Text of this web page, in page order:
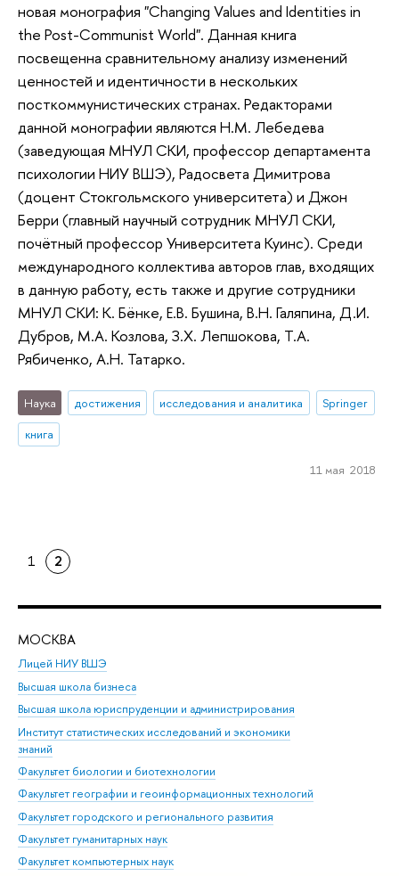
новая монография "Changing Values and Identities in
the Post-Communist World". Данная книга
посвещенна сравнительному анализу изменений
ценностей и идентичности в нескольких
посткоммунистических странах. Редакторами
данной монографии являются Н.М. Лебедева
(заведующая МНУЛ СКИ, профессор департамента
психологии НИУ ВШЭ), Радосвета Димитрова
(доцент Стокгольмского университета) и Джон
Берри (главный научный сотрудник МНУЛ СКИ,
почётный профессор Университета Куинс). Среди
международного коллектива авторов глав, входящих
в данную работу, есть также и другие сотрудники
МНУЛ СКИ: К. Бёнке, Е.В. Бушина, В.Н. Галяпина, Д.И.
Дубров, М.А. Козлова, З.Х. Лепшокова, Т.А.
Рябиченко, А.Н. Татарко.
Наука достижения исследования и аналитика
Springer
книга
11 мая 2018
1 2
МОСКВА
Лицей НИУ ВШЭ
Высшая школа бизнеса
Высшая школа юриспруденции и администрирования
Институт статистических исследований и экономики
знаний
Факультет биологии и биотехнологии
Факультет географии и геоинформационных технологий
Факультет городского и регионального развития
Факультет гуманитарных наук
Факультет компьютерных наук